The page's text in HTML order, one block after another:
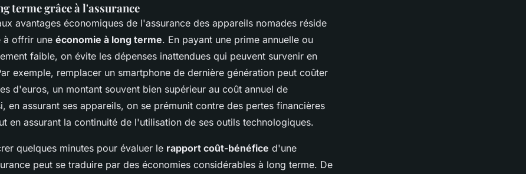
terme grâce à l'assurance
avantages économiques de l'assurance des appareils nomades réside
à offrir une économie à long terme. En payant une prime annuelle ou
faible, on évite les dépenses inattendues qui peuvent survenir en
exemple, remplacer un smartphone de dernière génération peut coûter
d'euros, un montant souvent bien supérieur au coût annuel de
en assurant ses appareils, on se prémunit contre des pertes financières
en assurant la continuité de l'utilisation de ses outils technologiques.
quelques minutes pour évaluer le rapport coût-bénéfice d'une
peut se traduire par des économies considérables à long terme. De